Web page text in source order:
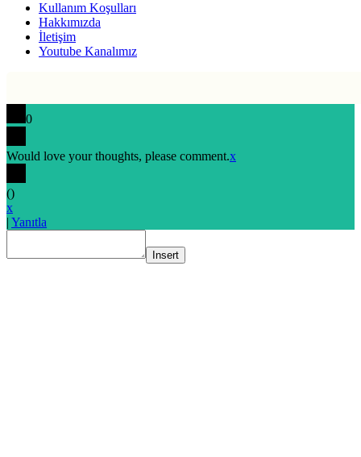
Kullanım Koşulları
Hakkımızda
İletişim
Youtube Kanalımız
0
Would love your thoughts, please comment.x
()
x
Yanıtla
Insert